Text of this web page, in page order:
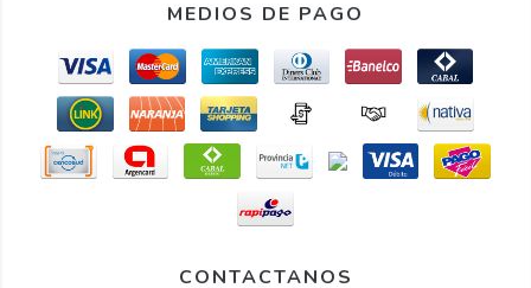
MEDIOS DE PAGO
CONTACTANOS